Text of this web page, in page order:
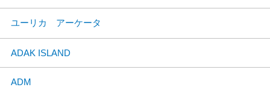
ユーリカ アーケータ
ADAK ISLAND
ADM